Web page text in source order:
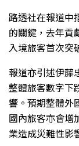
路透社在報道中
的關鍵，去年貢
入境旅客首次突
報道亦引述伊藤
整體旅客數字下
響。預期整體外
國內旅客亦會增
業造成災難性影